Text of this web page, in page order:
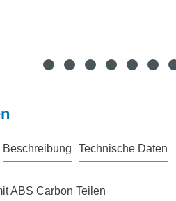
Beschreibung Technische Daten
ABS Carbon Teilen